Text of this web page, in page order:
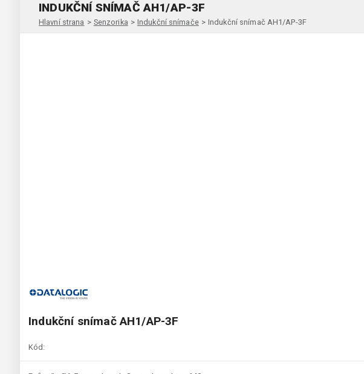
INDUKČNÍ SNÍMAČ AH1/AP-3F
Hlavní strana > Senzorika > Indukční snímače > Indukční snímač AH1/AP-3F
Indukční snímač AH1/AP-3F
Kód: